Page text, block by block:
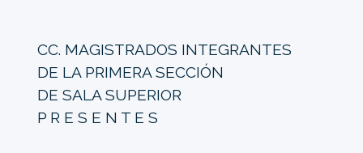
CC. MAGISTRADOS INTEGRANTES
DE LA PRIMERA SECCIÓN
DE SALA SUPERIOR
P R E S E N T E S